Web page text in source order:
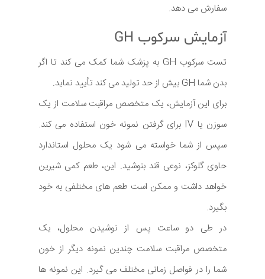
سفارش می دهد.
آزمایش سرکوب GH
تست سرکوب GH به پزشک شما کمک می کند تا اگر
بدن شما GH بیش از حد تولید می کند تأیید نماید.
برای این آزمایش، یک متخصص مراقبت سلامت از یک
سوزن یا IV برای گرفتن نمونه خون استفاده می کند.
سپس از شما خواسته می شود یک محلول استاندارد
حاوی گلوکز، نوعی قند بنوشید. این، طعم کمی شیرین
خواهد داشت و ممکن است طعم های مختلفی به خود
بگیرد.
در طی دو ساعت پس از نوشیدن محلول، یک
متخصص مراقبت سلامت چندین نمونه دیگر از خون
شما را در فواصل زمانی مختلف می گیرد. این نمونه ها